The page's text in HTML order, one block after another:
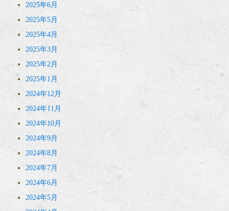
2025年6月
2025年5月
2025年4月
2025年3月
2025年2月
2025年1月
2024年12月
2024年11月
2024年10月
2024年9月
2024年8月
2024年7月
2024年6月
2024年5月